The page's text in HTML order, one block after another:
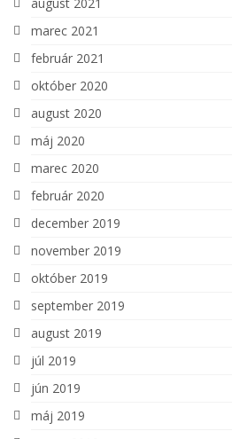
marec 2021
február 2021
október 2020
august 2020
máj 2020
marec 2020
február 2020
december 2019
november 2019
október 2019
september 2019
august 2019
júl 2019
jún 2019
máj 2019